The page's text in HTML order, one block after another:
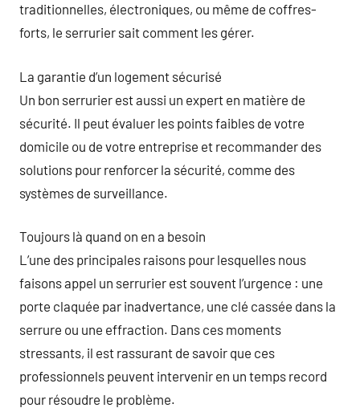
traditionnelles, électroniques, ou même de coffres-
forts, le serrurier sait comment les gérer.
La garantie d’un logement sécurisé
Un bon serrurier est aussi un expert en matière de
sécurité. Il peut évaluer les points faibles de votre
domicile ou de votre entreprise et recommander des
solutions pour renforcer la sécurité, comme des
systèmes de surveillance.
Toujours là quand on en a besoin
L’une des principales raisons pour lesquelles nous
faisons appel un serrurier est souvent l’urgence : une
porte claquée par inadvertance, une clé cassée dans la
serrure ou une effraction. Dans ces moments
stressants, il est rassurant de savoir que ces
professionnels peuvent intervenir en un temps record
pour résoudre le problème.